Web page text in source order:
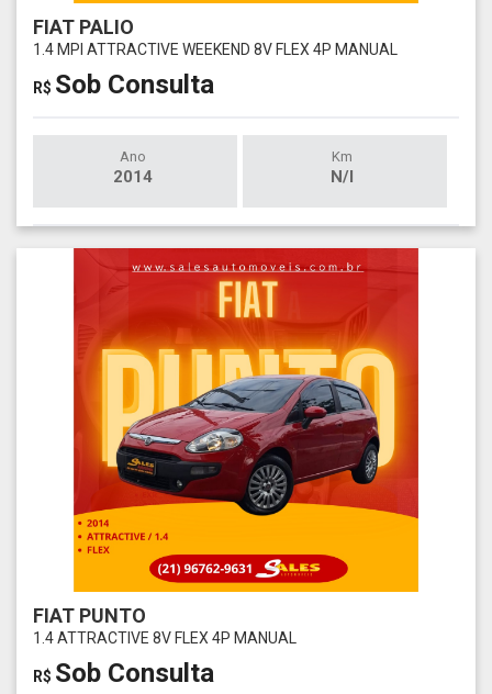
FIAT PALIO
1.4 MPI ATTRACTIVE WEEKEND 8V FLEX 4P MANUAL
R$ Sob Consulta
Ano
2014
Km
N/I
FIAT PUNTO
1.4 ATTRACTIVE 8V FLEX 4P MANUAL
R$ Sob Consulta